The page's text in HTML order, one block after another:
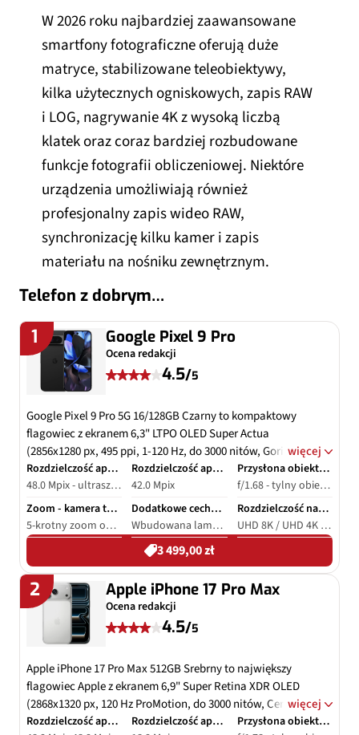
W 2026 roku najbardziej zaawansowane
smartfony fotograficzne oferują duże
matryce, stabilizowane teleobiektywy,
kilka użytecznych ogniskowych, zapis RAW
i LOG, nagrywanie 4K z wysoką liczbą
klatek oraz coraz bardziej rozbudowane
funkcje fotografii obliczeniowej. Niektóre
urządzenia umożliwiają również
profesjonalny zapis wideo RAW,
synchronizację kilku kamer i zapis
materiału na nośniku zewnętrznym.
Telefon z dobrym
aparatem – ranking
telefonów z najlepszym
aparatem TOP5 [{DATE}]
1 Google Pixel 9 Pro
Ocena redakcji
4.5/5
Rozdzielczość aparatu - tył
48.0 Mpix - ultraszerokokątny 50.0 Mpix - szerokokątny 48.0 Mpix - teleobiektyw
Rozdzielczość aparatu - przód
42.0 Mpix
Przysłona obiektywu
f/1.68 - tylny obiektyw szerokokątny f/1.7 - tylny obiektyw ultraszerokokątny f/2.8 - tylny teleobiektyw f/2.2 - przedni obiektyw ultraszerokokątny
Zoom - kamera tylna
5‑krotny zoom optyczny / 30‑krotny zoom cyfrowego
Dodatkowe cechy aparatu
Wbudowana lampa błyskowa, Cyfrowa stabilizacja obrazu, Optyczna stabilizacja obrazu
Rozdzielczość nagrywania wideo
UHD 8K / UHD 4K (do 60 kl./s) / FullHD 1080p (do 60 kl./s)
Google Pixel 9 Pro 5G 16/128GB Czarny to kompaktowy
flagowiec z ekranem 6,3" LTPO OLED Super Actua
(2856x1280 px, 495 ppi, 1-120 Hz, do 3000 nitów, Gorilla
Glass Victus 2). Procesor Google Tensor G4 z 16 GB RAM
LPDDR5X i 128 GB UFS 3.1 zapewnia płynność Androida 15
z 7 latami aktualizacji i AI Gemini (Pixel Studio, Add Me).
Aparaty: potrójny 50 MP główny + 48 MP tele 5x + 48 MP
UW + selfie 42 MP – Video Boost, 8K Super Res Zoom, Night
Sight Video. Bateria 4700 mAh (do 100 godz. w trybie
ekstremalnym), ładowanie 37 W przewodowe, 23 W
bezprzewodowe, IP68. Komunikacja: 5G, Wi-Fi 7,
Bluetooth 5.4, NFC.
więcej
3 499,00 zł
2 Apple iPhone 17 Pro Max
Ocena redakcji
4.5/5
Rozdzielczość aparatu - tył
Rozdzielczość aparatu - przód
Przysłona obiektywu
Apple iPhone 17 Pro Max 512GB Srebrny to największy
flagowiec Apple z ekranem 6,9" Super Retina XDR OLED
(2868x1320 px, 120 Hz ProMotion, do 3000 nitów, Ceramic
Shield 2). Czip A19 Pro (6‑rdzeniowy CPU, Neural Engine) z
więcej